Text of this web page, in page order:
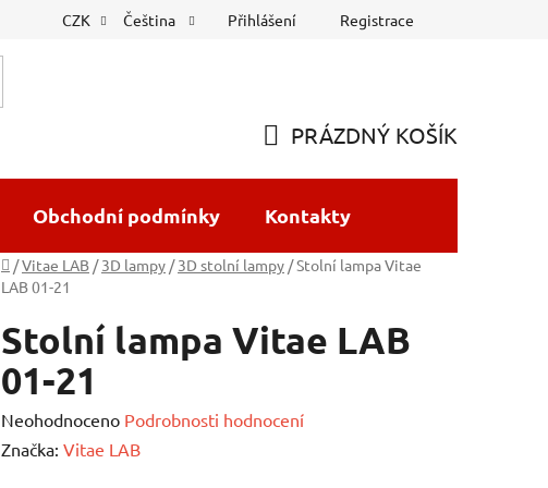
CZK Čeština Přihlášení Registrace
KOŠÍK
PRÁZDNÝ KOŠÍK
Obchodní podmínky Kontakty
Domů
/Vitae LAB / 3D lampy / 3D stolní lampy /Stolní lampa Vitae
LAB 01-21
Stolní lampa Vitae LAB
01-21
Průměrné
hodnocení
Neohodnoceno Podrobnosti hodnocení
Značka: Vitae LAB